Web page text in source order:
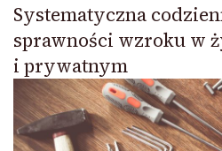
Systematyczna
sprawności wzroku w
i prywatnym